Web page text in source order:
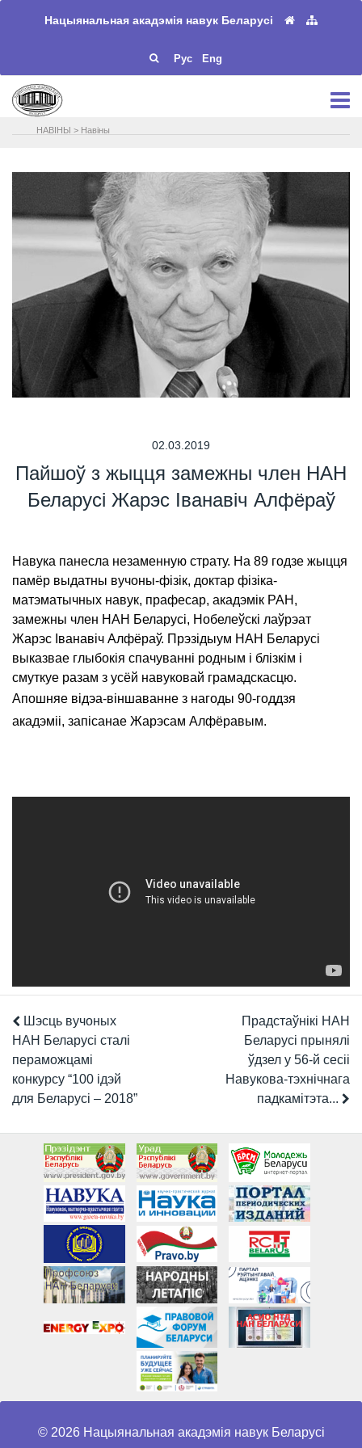
Нацыянальная акадэмія навук Беларусі
Рус Eng
НАВIНЫ > Навіны
02.03.2019
Пайшоў з жыцця замежны член НАН
Беларусі Жарэс Іванавіч Алфёраў
Навука панесла незаменную страту. На 89 годзе жыцця
памёр выдатны вучоны-фізік, доктар фізіка-
матэматычных навук, прафесар, акадэмік РАН,
замежны член НАН Беларусі, Нобелеўскі лаўрэат
Жарэс Іванавіч Алфёраў. Прэзідыум НАН Беларусі
выказвае глыбокія спачуванні родным і блізкім і
смуткуе разам з усёй навуковай грамадскасцю.
Апошняе відэа-віншаванне з нагоды 90-годдзя
акадэміі, запісанае Жарэсам Алфёравым.
Шэсць вучоных
НАН Беларусі сталі
пераможцамі
конкурсу “100 ідэй
для Беларусі – 2018”
Прадстаўнікі НАН
Беларусі прынялі
ўдзел у 56-й сесіі
Навукова-тэхнічнага
падкамітэта...
© 2026 Нацыянальная акадэмія навук Беларусі